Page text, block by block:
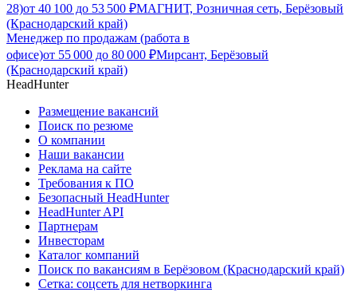
28)от 40 100 до 53 500 ₽МАГНИТ, Розничная сеть, Берёзовый
(Краснодарский край)
Менеджер по продажам (работа в
офисе)от 55 000 до 80 000 ₽Мирсант, Берёзовый
(Краснодарский край)
HeadHunter
Размещение вакансий
Поиск по резюме
О компании
Наши вакансии
Реклама на сайте
Требования к ПО
Безопасный HeadHunter
HeadHunter API
Партнерам
Инвесторам
Каталог компаний
Поиск по вакансиям в Берёзовом (Краснодарский край)
Сетка: соцсеть для нетворкинга